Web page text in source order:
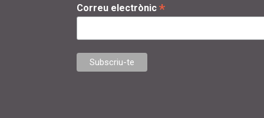
Correu electrònic *